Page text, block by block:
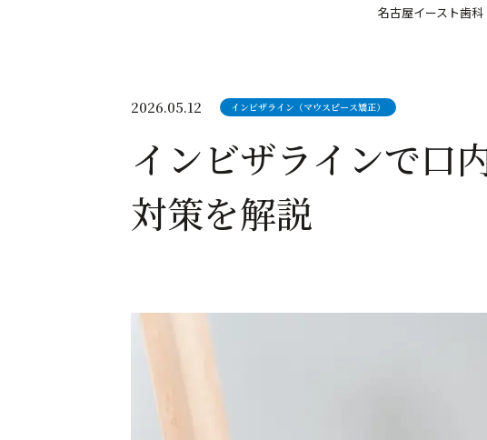
マウスピース矯正（インビザライン）とは
精密な治療を行なうための設備
特別な日のための矯正
名古屋イースト歯
2026.05.12 インビザライン（マウスピース矯正）
インビザラインで口
対策を解説